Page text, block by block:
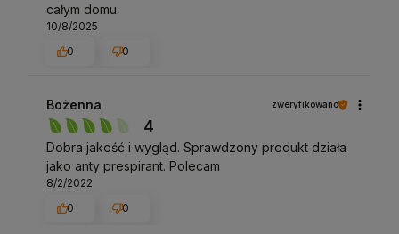
całym domu.
10/8/2025
0
0
Bożenna zweryfikowano
4
Dobra jakość i wygląd. Sprawdzony produkt działa
jako anty prespirant. Polecam
8/2/2022
0
0